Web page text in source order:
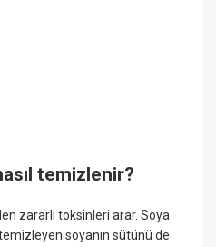
temizlenir?
zararlı toksinleri arar. Soya
soyanın sütünü de